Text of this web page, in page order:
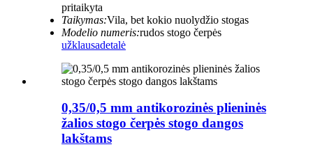
pritaikyta
Taikymas:Vila, bet kokio nuolydžio stogas
Modelio numeris:rudos stogo čerpės
užklausadetalė
0,35/0,5 mm antikorozinės plieninės
žalios stogo čerpės stogo dangos
lakštams